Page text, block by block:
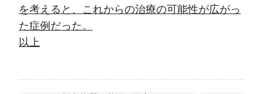
を考えると、これからの治療の可能性が広がっ
た症例だった。
以上